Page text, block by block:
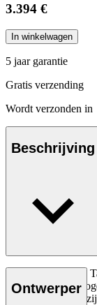
3.394 €
In winkelwagen
5 jaar garantie
Gratis verzending
Wordt verzonden in
Beschrijving
De CH008 Coffee
Wegner. Het
sindsdien een van
Ontwerper